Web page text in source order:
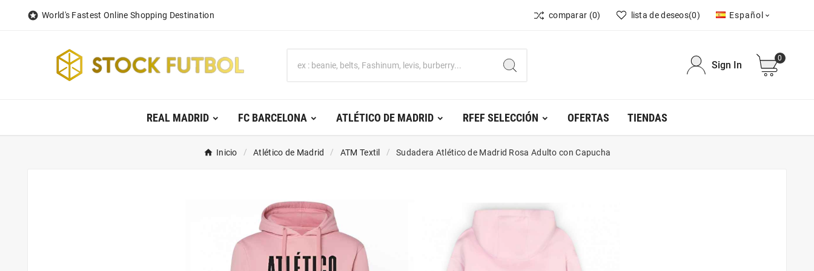
 World's Fastest Online Shopping Destination comparar (0) lista de deseos(0) Español 
Sign In
0
REAL MADRID FC BARCELONA ATLÉTICO DE MADRID RFEF SELECCIÓN OFERTAS TIENDAS
Inicio Atlético de Madrid ATM Textil Sudadera Atlético de Madrid Rosa Adulto con Capucha